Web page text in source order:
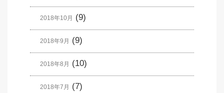
2018年10月 (9)
2018年9月 (9)
2018年8月 (10)
2018年7月 (7)